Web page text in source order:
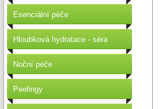
Esenciální péče
Hloubková hydratace - séra
Noční péče
Peelingy